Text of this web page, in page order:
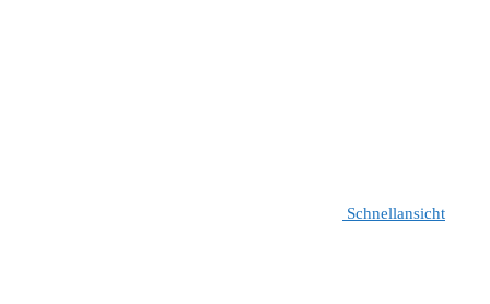
Schnellansicht